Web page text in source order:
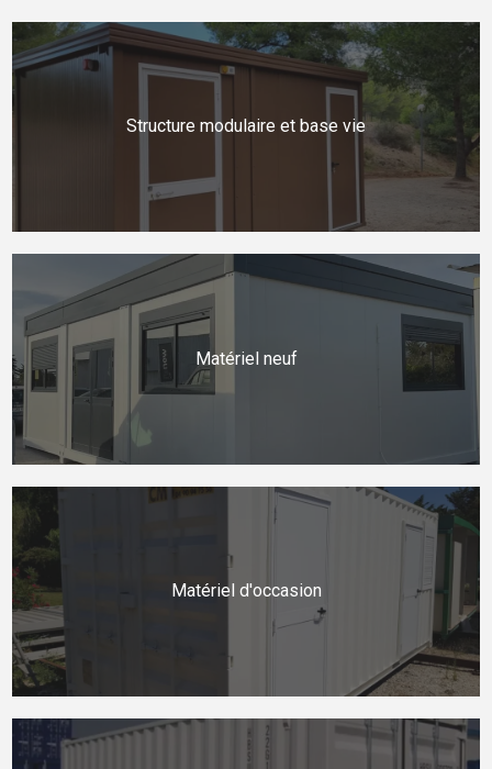
Structure modulaire et base vie
Matériel neuf
Matériel d'occasion